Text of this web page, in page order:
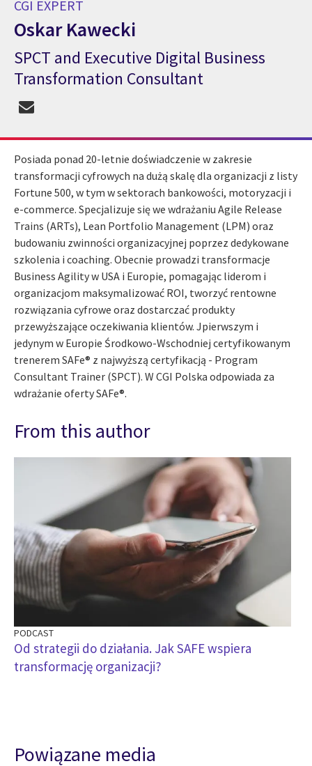
CGI EXPERT
Oskar Kawecki
CGI Expert Oskar Kawecki
SPCT and Executive Digital Business
Transformation Consultant
Posiada ponad 20-letnie doświadczenie w zakresie
transformacji cyfrowych na dużą skalę dla organizacji z listy
Fortune 500, w tym w sektorach bankowości, motoryzacji i
e-commerce. Specjalizuje się we wdrażaniu Agile Release
Trains (ARTs), Lean Portfolio Management (LPM) oraz
budowaniu zwinności organizacyjnej poprzez dedykowane
szkolenia i coaching. Obecnie prowadzi transformacje
Business Agility w USA i Europie, pomagając liderom i
organizacjom maksymalizować ROI, tworzyć rentowne
rozwiązania cyfrowe oraz dostarczać produkty
przewyższające oczekiwania klientów. Jpierwszym i
jedynym w Europie Środkowo-Wschodniej certyfikowanym
trenerem SAFe® z najwyższą certyfikacją - Program
Consultant Trainer (SPCT). W CGI Polska odpowiada za
wdrażanie oferty SAFe®.
From this author
PODCAST
Od strategii do działania. Jak SAFE wspiera
transformację organizacji?
Powiązane media